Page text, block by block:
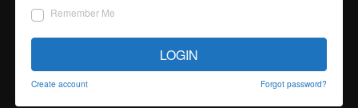
Remember Me
LOGIN
Create account Forgot password?